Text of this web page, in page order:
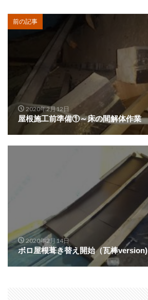
前の記事
2020年2月12日
屋根施工前準備①～床の間解体作業
2020年2月14日
ボロ屋根葺き替え開始（瓦棒version)